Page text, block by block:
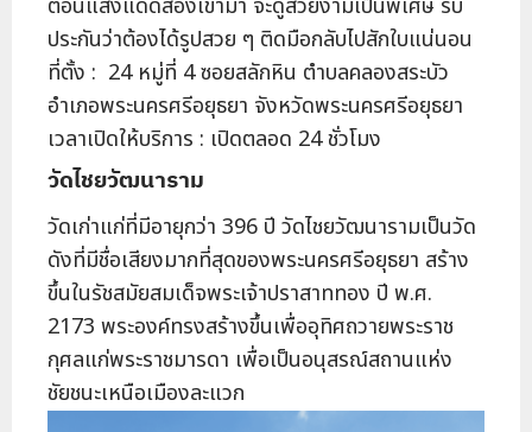
ประกันว่าต้องได้รูปสวย ๆ ติดมือกลับไปสักใบแน่นอน
ที่ตั้ง : 24 หมู่ที่ 4 ซอยสลักหิน ตำบลคลองสระบัว
อำเภอพระนครศรีอยุธยา จังหวัดพระนครศรีอยุธยา
เวลาเปิดให้บริการ : เปิดตลอด 24 ชั่วโมง
วัดไชยวัฒนาราม
วัดเก่าแก่ที่มีอายุกว่า 396 ปี วัดไชยวัฒนารามเป็นวัด
ดังที่มีชื่อเสียงมากที่สุดของพระนครศรีอยุธยา สร้าง
ขึ้นในรัชสมัยสมเด็จพระเจ้าปราสาททอง ปี พ.ศ.
2173 พระองค์ทรงสร้างขึ้นเพื่ออุทิศถวายพระราช
กุศลแก่พระราชมารดา เพื่อเป็นอนุสรณ์สถานแห่ง
ชัยชนะเหนือเมืองละแวก